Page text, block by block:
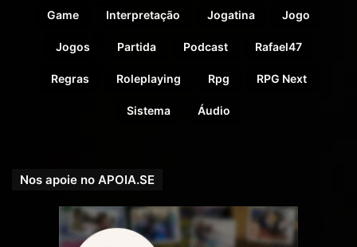
Game Interpretação Jogatina Jogo
Jogos Partida Podcast Rafael47
Regras Roleplaying Rpg RPG Next
Sistema Áudio
Nos apoie no APOIA.SE